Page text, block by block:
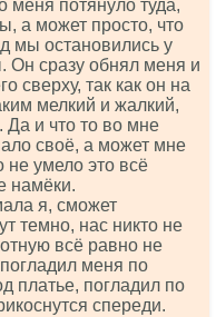
потянуло туда,
а может просто, что
мы остановились у
сразу обнял меня и
сверху, так как он на
мелкий и жалкий,
Да и что то во мне
своё, а может мне
не умело это всё
намёки.
я, сможет
темно, нас никто не
всё равно не
меня по
платье, погладил по
спереди.